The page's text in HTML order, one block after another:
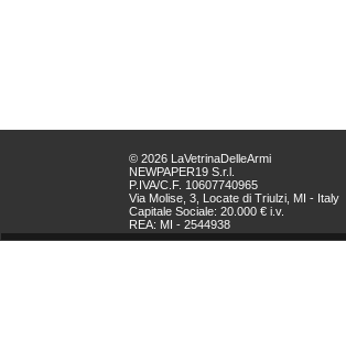
© 2026 LaVetrinaDelleArmi
NEWPAPER19 S.r.l.
P.IVA/C.F. 10607740965
Via Molise, 3, Locate di Triulzi, MI - Italy
Capitale Sociale: 20.000 € i.v.
REA: MI - 2544938